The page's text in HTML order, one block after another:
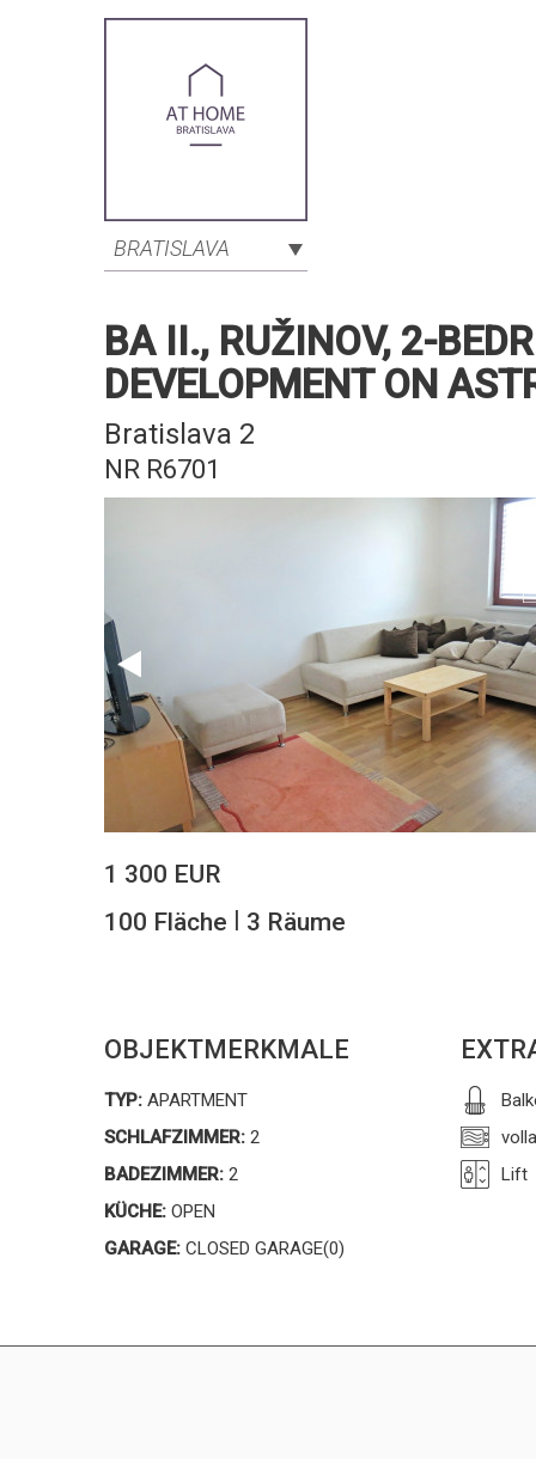
BRATISLAVA
BA II., RUŽINOV, 2-
DEVELOPMENT ON
Bratislava 2
NR R6701
1 300 EUR
100 Fläche | 3 Räume
OBJEKTMERKMALE
TYP: APARTMENT
SCHLAFZIMMER: 2
BADEZIMMER: 2
KÜCHE: OPEN
GARAGE: CLOSED GARAGE(0)
Lift